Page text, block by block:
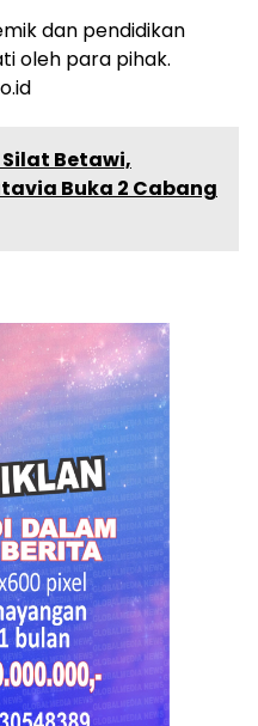
dan pendidikan
oleh para pihak.
Betawi,
Buka 2 Cabang